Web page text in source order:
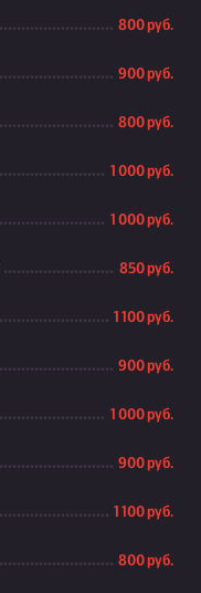
800 руб.
900 руб.
800 руб.
1 000 руб.
1 000 руб.
850 руб.
1 100 руб.
900 руб.
1 000 руб.
900 руб.
1 100 руб.
800 руб.